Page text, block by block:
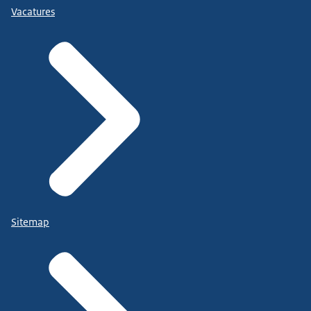
Vacatures
Sitemap